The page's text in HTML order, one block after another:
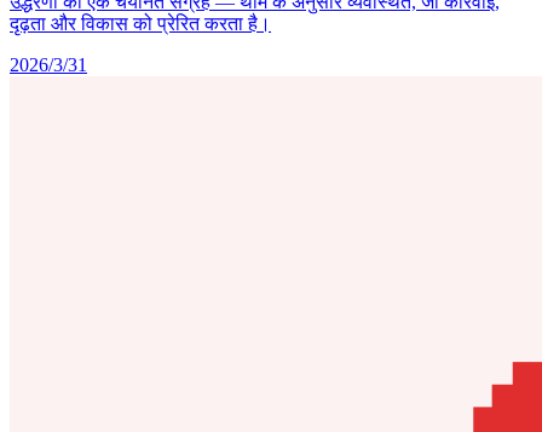
दृढ़ता और विकास को प्रेरित करता है।
2026/3/31